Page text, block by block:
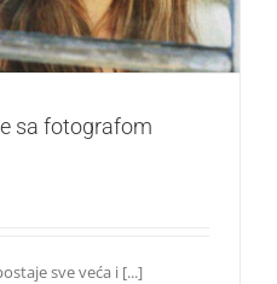
sa fotografom
sve veća i [...]